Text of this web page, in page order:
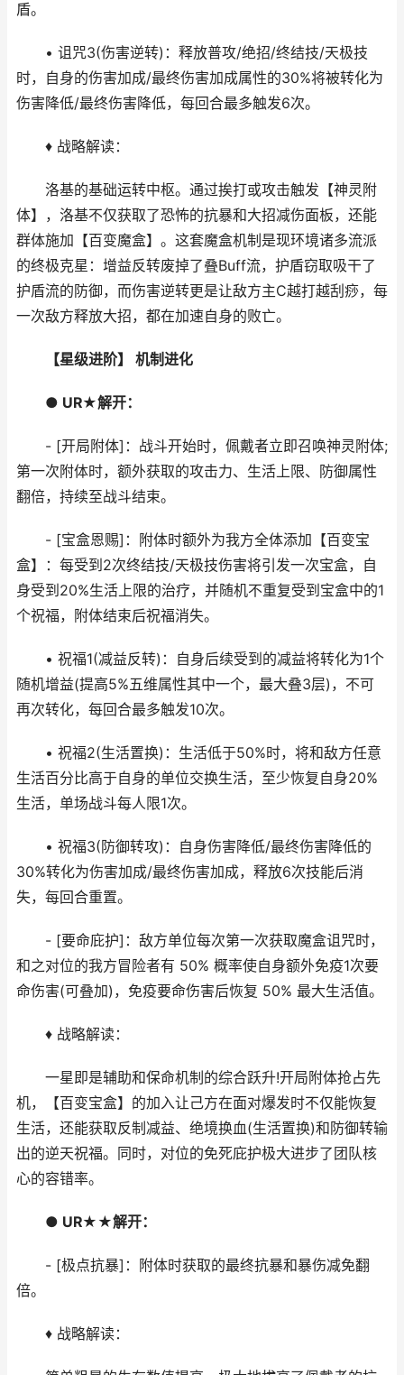
盾。
• 诅咒3(伤害逆转)：释放普攻/绝招/终结技/天极技
时，自身的伤害加成/最终伤害加成属性的30%将被转化为
伤害降低/最终伤害降低，每回合最多触发6次。
♦ 战略解读：
洛基的基础运转中枢。通过挨打或攻击触发【神灵附
体】，洛基不仅获取了恐怖的抗暴和大招减伤面板，还能
群体施加【百变魔盒】。这套魔盒机制是现环境诸多流派
的终极克星：增益反转废掉了叠Buff流，护盾窃取吸干了
护盾流的防御，而伤害逆转更是让敌方主C越打越刮痧，每
一次敌方释放大招，都在加速自身的败亡。
【星级进阶】 机制进化
● UR★解开：
- [开局附体]：战斗开始时，佩戴者立即召唤神灵附体;
第一次附体时，额外获取的攻击力、生活上限、防御属性
翻倍，持续至战斗结束。
- [宝盒恩赐]：附体时额外为我方全体添加【百变宝
盒】：每受到2次终结技/天极技伤害将引发一次宝盒，自
身受到20%生活上限的治疗，并随机不重复受到宝盒中的1
个祝福，附体结束后祝福消失。
• 祝福1(减益反转)：自身后续受到的减益将转化为1个
随机增益(提高5%五维属性其中一个，最大叠3层)，不可
再次转化，每回合最多触发10次。
• 祝福2(生活置换)：生活低于50%时，将和敌方任意
生活百分比高于自身的单位交换生活，至少恢复自身20%
生活，单场战斗每人限1次。
• 祝福3(防御转攻)：自身伤害降低/最终伤害降低的
30%转化为伤害加成/最终伤害加成，释放6次技能后消
失，每回合重置。
- [要命庇护]：敌方单位每次第一次获取魔盒诅咒时，
和之对位的我方冒险者有 50% 概率使自身额外免疫1次要
命伤害(可叠加)，免疫要命伤害后恢复 50% 最大生活值。
♦ 战略解读：
一星即是辅助和保命机制的综合跃升!开局附体抢占先
机，【百变宝盒】的加入让己方在面对爆发时不仅能恢复
生活，还能获取反制减益、绝境换血(生活置换)和防御转输
出的逆天祝福。同时，对位的免死庇护极大进步了团队核
心的容错率。
● UR★★解开：
- [极点抗暴]：附体时获取的最终抗暴和暴伤减免翻
倍。
♦ 战略解读：